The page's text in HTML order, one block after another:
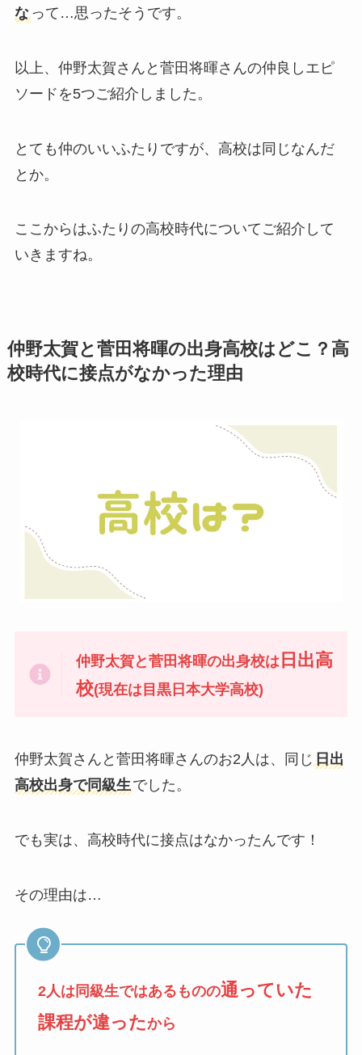
な って…思ったそうです。
以上、仲野太賀さんと菅田将暉さんの仲良しエピ
ソードを5つご紹介しました。
とても仲のいいふたりですが、高校は同じなんだ
とか。
ここからはふたりの高校時代についてご紹介して
いきますね。
仲野太賀と菅田将暉の出身高校はどこ？高
校時代に接点がなかった理由
仲野太賀と菅田将暉の出身校は 日出高
校(現在は目黒日本大学高校)
仲野太賀さんと菅田将暉さんのお2人は、同じ 日出
高校出身で同級生 でした。
でも実は、高校時代に接点はなかったんです！
その理由は…
2人は同級生ではあるものの通っていた
課程が違ったから